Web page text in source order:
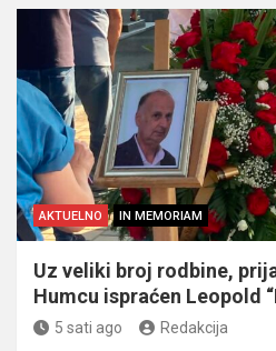
AKTUELNO IN MEMORIAM
Uz veliki broj rodbine,
Humcu ispraćen Leopold
5 sati ago Redakcija